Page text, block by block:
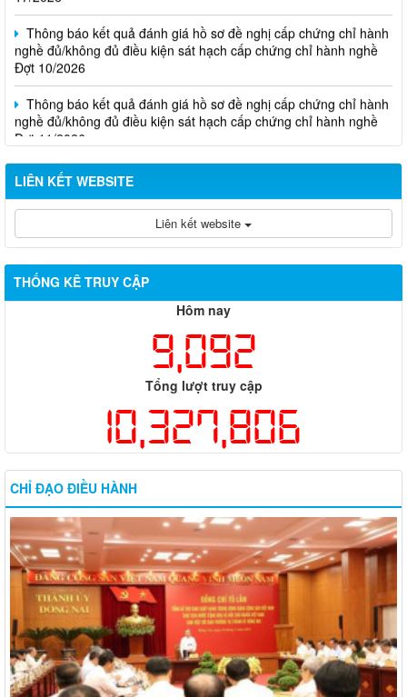
Thông báo kết quả đánh giá hồ sơ đề nghị cấp chứng chỉ hành
nghề đủ/không đủ điều kiện sát hạch cấp chứng chỉ hành nghề
Đợt 10/2026
Thông báo kết quả đánh giá hồ sơ đề nghị cấp chứng chỉ hành
nghề đủ/không đủ điều kiện sát hạch cấp chứng chỉ hành nghề
Đợt 11/2026
LIÊN KẾT WEBSITE
Liên kết website
THỐNG KÊ TRUY CẬP
Hôm nay
9,092
Tổng lượt truy cập
10,327,806
CHỈ ĐẠO ĐIỀU HÀNH